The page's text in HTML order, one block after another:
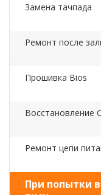
Замена тачпада
Ремонт после
Прошивка Bios
Восстановление
Ремонт цепи
При попытки